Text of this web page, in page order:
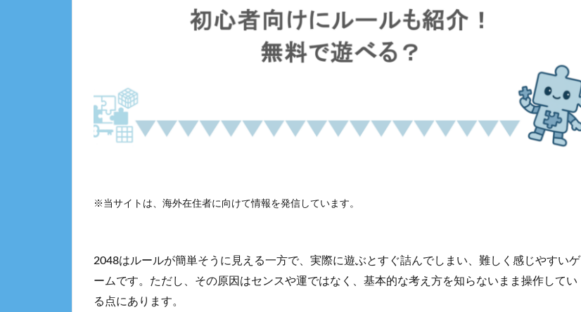
※当サイトは、海外在住者に向けて情報を発信しています。
2048はルールが簡単そうに見える一方で、実際に遊ぶとすぐ詰んでしまい、難しく感じやすいゲ
ームです。ただし、その原因はセンスや運ではなく、基本的な考え方を知らないまま操作してい
る点にあります。